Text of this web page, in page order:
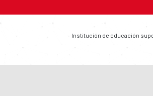
Institución de educación